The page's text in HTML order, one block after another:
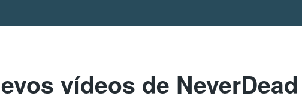
vídeos de NeverDead